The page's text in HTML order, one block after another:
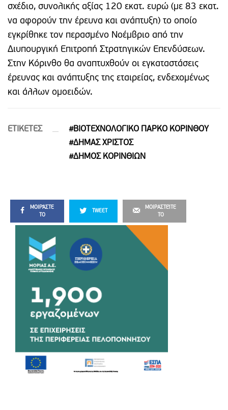
σχέδιο, συνολικής αξίας 120 εκατ. ευρώ (με 83 εκατ.
να αφορούν την έρευνα και ανάπτυξη) το οποίο
εγκρίθηκε τον περασμένο Νοέμβριο από την
Διυπουργική Επιτροπή Στρατηγικών Επενδύσεων.
Στην Κόρινθο θα αναπτυχθούν οι εγκαταστάσεις
έρευνας και ανάπτυξης της εταιρείας, ενδεχομένως
και άλλων ομοειδών.
ETIΚΕΤΕΣ
#ΒΙΟΤΕΧΝΟΛΟΓΙΚΟ ΠΑΡΚΟ ΚΟΡΙΝΘΟΥ
#ΔΗΜΑΣ ΧΡΙΣΤΟΣ
#ΔΗΜΟΣ ΚΟΡΙΝΘΙΩΝ
ΜΟΙΡΆΣΤΕ
ΤΟ
TWEET
ΜΟΙΡΑΣΤΕΊΤΕ
ΤΟ